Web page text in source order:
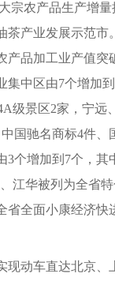
宗农产品生产增
产业发展示范
品加工业产值
中区由7个增加
级景区2家，宁
驰名商标4件
增加到7个，
江华被列为全省
全面小康经济快
动车直达北京